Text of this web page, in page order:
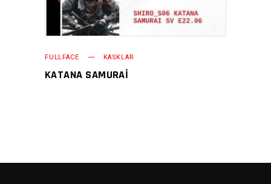
FULLFACE KASKLAR
KATANA SAMURAI